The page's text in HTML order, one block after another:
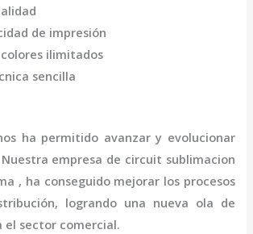
de impresión
ilimitados
sencilla
ha permitido avanzar y evolucionar
empresa de circuit sublimacion
, ha conseguido mejorar los procesos
logrando una nueva ola de
el sector comercial.